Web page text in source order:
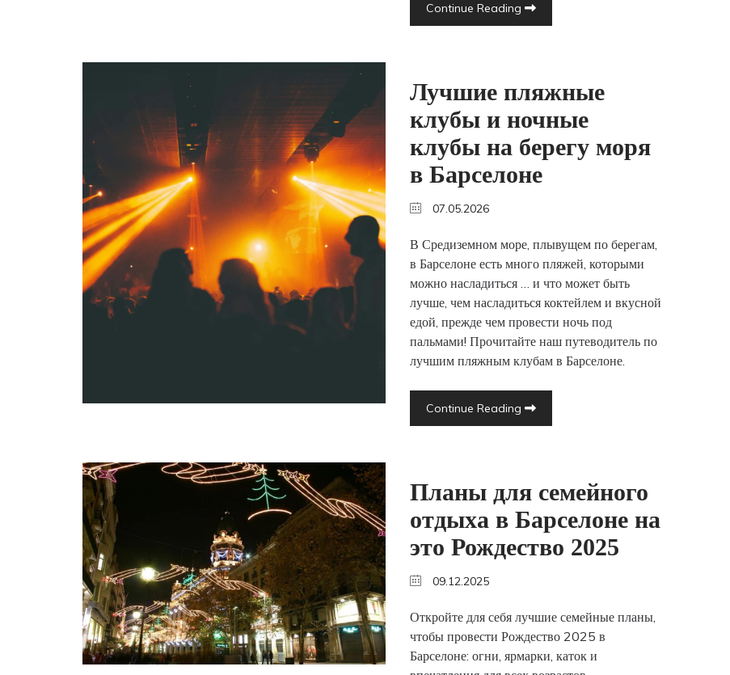
Continue Reading
Лучшие пляжные
клубы и ночные
клубы на берегу моря
в Барселоне
07.05.2026
В Средиземном море, плывущем по берегам,
в Барселоне есть много пляжей, которыми
можно насладиться … и что может быть
лучше, чем насладиться коктейлем и вкусной
едой, прежде чем провести ночь под
пальмами! Прочитайте наш путеводитель по
лучшим пляжным клубам в Барселоне.
Continue Reading
Планы для семейного
отдыха в Барселоне на
это Рождество 2025
09.12.2025
Откройте для себя лучшие семейные планы,
чтобы провести Рождество 2025 в
Барселоне: огни, ярмарки, каток и